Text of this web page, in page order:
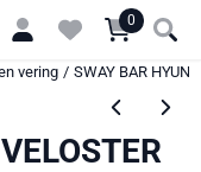
0
vering / SWAY BAR